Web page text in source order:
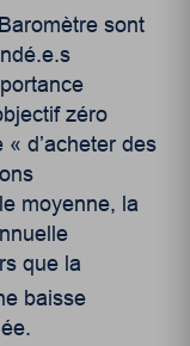
sont
zéro
d’acheter des
moyenne, la
que la
baisse